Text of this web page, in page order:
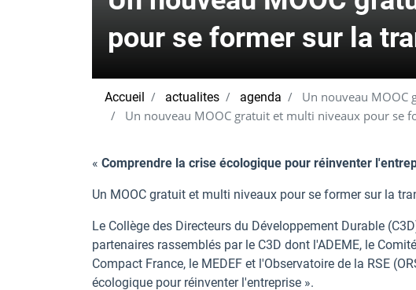
pour se former sur la
Accueil actualites agenda
Un nouveau
Un nouveau MOOC gratuit et multi niveaux pour se
« Comprendre la crise écologique pour réinventer
Un MOOC gratuit et multi niveaux pour se former sur la
Le Collège des Directeurs du Développement Durable
partenaires rassemblés par le C3D dont l'ADEME, le
Compact France, le MEDEF et l'Observatoire de la RSE
écologique pour réinventer l'entreprise ».